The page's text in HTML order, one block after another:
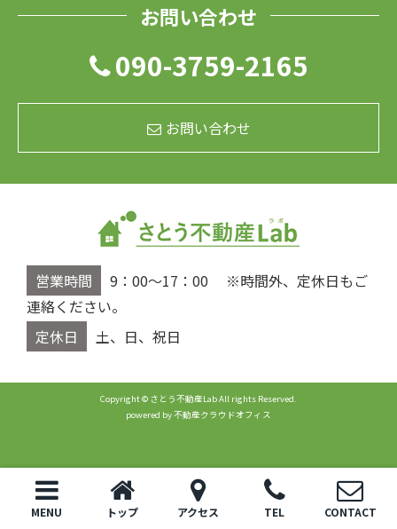
トップ 電話 お問い合わせ
お問い合わせ
090-3759-2165
お問い合わせ
営業時間
9：00～17：00 ※時間外、定休日もご
連絡ください。
定休日
土、日、祝日
MENU トップ アクセス TEL CONTACT
Copyright © さとう不動産Lab All rights Reserved.
powered by 不動産クラウドオフィス